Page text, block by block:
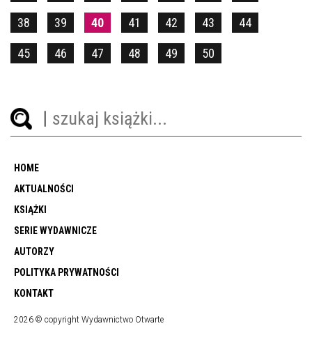
38 39 40 41 42 43 44
45 46 47 48 49 50
HOME
AKTUALNOŚCI
KSIĄŻKI
SERIE WYDAWNICZE
AUTORZY
POLITYKA PRYWATNOŚCI
KONTAKT
2026 © copyright Wydawnictwo Otwarte